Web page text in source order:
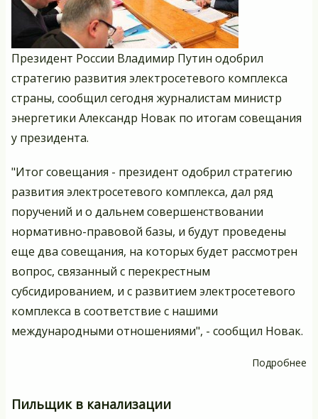
Президент России Владимир Путин одобрил
стратегию развития электросетевого комплекса
страны, сообщил сегодня журналистам министр
энергетики Александр Новак по итогам совещания
у президента.
"Итог совещания - президент одобрил стратегию
развития электросетевого комплекса, дал ряд
поручений и о дальнем совершенствовании
нормативно-правовой базы, и будут проведены
еще два совещания, на которых будет рассмотрен
вопрос, связанный с перекрестным
субсидированием, и с развитием электросетевого
комплекса в соответствие с нашими
международными отношениями", - сообщил Новак.
Подробнее
Пильщик в канализации